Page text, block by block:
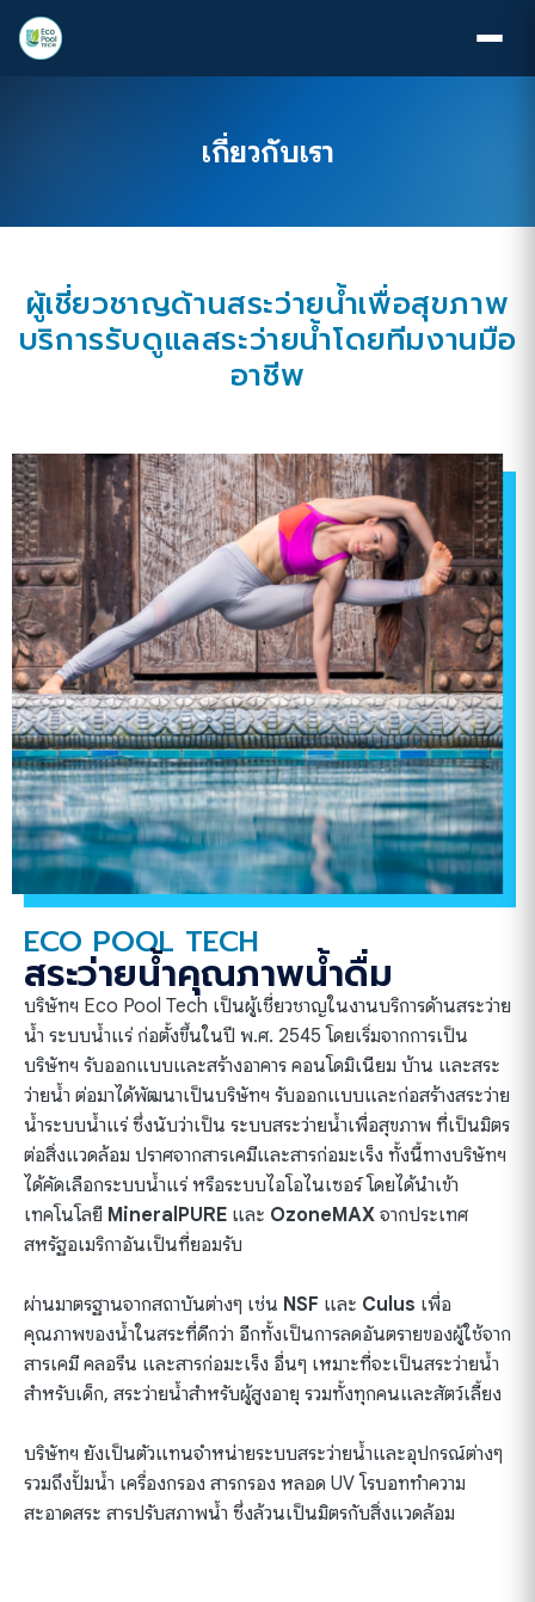
เกี่ยวกับเรา
ผู้เชี่ยวชาญด้านสระว่ายน้ำเพื่อสุขภาพ
บริการรับดูแลสระว่ายน้ำโดยทีมงานมือ
อาชีพ
ECO POOL TECH
สระว่ายน้ำคุณภาพน้ำดื่ม
บริษัทฯ Eco Pool Tech เป็นผู้เชี่ยวชาญในงานบริการด้านสระว่าย
น้ำ ระบบน้ำแร่ ก่อตั้งขึ้นในปี พ.ศ. 2545 โดยเริ่มจากการเป็น
บริษัทฯ รับออกแบบและสร้างอาคาร คอนโดมิเนียม บ้าน และสระ
ว่ายน้ำ ต่อมาได้พัฒนาเป็นบริษัทฯ รับออกแบบและก่อสร้างสระว่าย
น้ำระบบน้ำแร่ ซึ่งนับว่าเป็น ระบบสระว่ายน้ำเพื่อสุขภาพ ที่เป็นมิตร
ต่อสิ่งแวดล้อม ปราศจากสารเคมีและสารก่อมะเร็ง ทั้งนี้ทางบริษัทฯ
ได้คัดเลือกระบบน้ำแร่ หรือระบบไอโอไนเซอร์ โดยได้นำเข้า
เทคโนโลยี MineralPURE และ OzoneMAX จากประเทศ
สหรัฐอเมริกาอันเป็นที่ยอมรับ
ผ่านมาตรฐานจากสถาบันต่างๆ เช่น NSF และ Culus เพื่อ
คุณภาพของน้ำในสระที่ดีกว่า อีกทั้งเป็นการลดอันตรายของผู้ใช้จาก
สารเคมี คลอรีน และสารก่อมะเร็ง อื่นๆ เหมาะที่จะเป็นสระว่ายน้ำ
สำหรับเด็ก, สระว่ายน้ำสำหรับผู้สูงอายุ รวมทั้งทุกคนและสัตว์เลี้ยง
บริษัทฯ ยังเป็นตัวแทนจำหน่ายระบบสระว่ายน้ำและอุปกรณ์ต่างๆ
รวมถึงปั้มน้ำ เครื่องกรอง สารกรอง หลอด UV โรบอททำความ
สะอาดสระ สารปรับสภาพน้ำ ซึ่งล้วนเป็นมิตรกับสิ่งแวดล้อม